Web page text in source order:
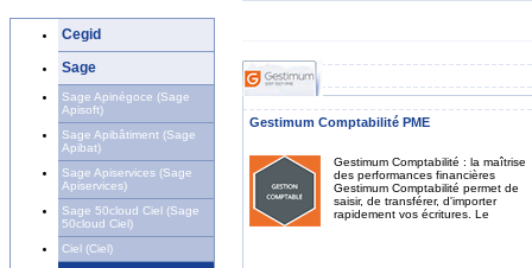
Cegid
Sage
Sage Apinégoce (Sage
Apisoft)
Sage Apibâtiment (Sage
Apibat)
Sage Apiservices (Sage
Apiservices)
Sage 50cloud Ciel (Sage
50cloud Ciel)
Ciel (Ciel)
Gestimum Comptabilité PME
Gestimum Comptabilité : la maîtrise
des performances financières
Gestimum Comptabilité permet de
saisir, de transférer, d'importer
rapidement vos écritures. Le